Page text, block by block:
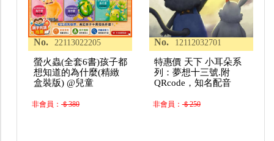
No. 22113022205
螢火蟲(全套6書)孩子都
想知道的為什麼(精緻
盒裝版) @兒童
非會員：＄380
No. 12112032701
特惠價 天下 小耳朵系
列：夢想十三號.附
QRcode，知名配音
非會員：＄250